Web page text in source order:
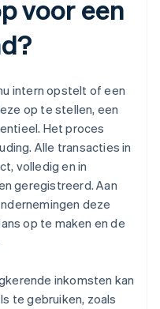
voor een
intern opstelt of een
op te stellen, een
Het proces
Alle transacties in
volledig en in
geregistreerd. Aan
deze
op te maken en de
inkomsten kan
te gebruiken, zoals